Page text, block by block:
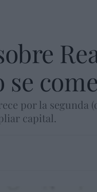
por la segunda
capital.